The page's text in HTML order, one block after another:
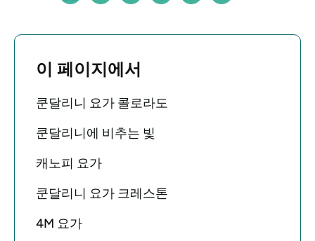
이 페이지에서
쿤달리니 요가 콜로라도
쿤달리니에 비추는 빛
캐노피 요가
쿤달리니 요가 크레스톤
4M 요가